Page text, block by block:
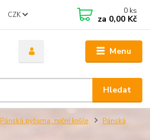
Menu
CZK
Hledat
0 ks
za 0,00 Kč
Pánská pyžama, noční košile
Pánská